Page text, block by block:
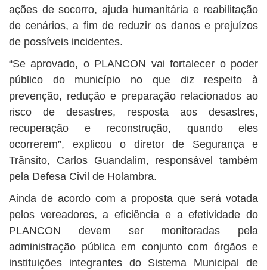
ações de socorro, ajuda humanitária e reabilitação
de cenários, a fim de reduzir os danos e prejuízos
de possíveis incidentes.
“Se aprovado, o PLANCON vai fortalecer o poder
público do município no que diz respeito à
prevenção, redução e preparação relacionados ao
risco de desastres, resposta aos desastres,
recuperação e reconstrução, quando eles
ocorrerem”, explicou o diretor de Segurança e
Trânsito, Carlos Guandalim, responsável também
pela Defesa Civil de Holambra.
Ainda de acordo com a proposta que será votada
pelos vereadores, a eficiência e a efetividade do
PLANCON devem ser monitoradas pela
administração pública em conjunto com órgãos e
instituições integrantes do Sistema Municipal de